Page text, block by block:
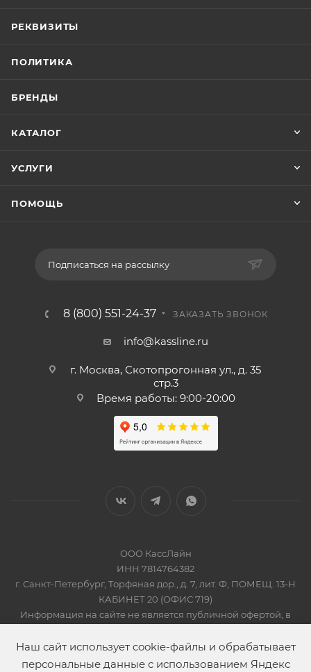
РЕКВИЗИТЫ
ПОЛИТИКА
БРЕНДЫ
КАТАЛОГ
УСЛУГИ
ПОМОЩЬ
Подписаться на рассылку
8 (800) 551-24-37 ЗАКАЗАТЬ ЗВОНОК
info@kassline.ru
г. Москва, Скотопрогонная ул., д. 35
стр.3
Время работы: 9:00-20:00
ООО КассЛайн
ИНН 7814764382
г. Санкт-Петербург, Торфяная дор., д. 7, лит. Ф, ПОМЕЩ. 13-Н
КАБИНЕТ 20 (ОФИС 719)
Информация на сайте не является публичной офертой, в
2019-2026 © КАССЛАЙН
Наш сайт использует cookie-файлы и обрабатывает
персональные данные с использованием Яндекс